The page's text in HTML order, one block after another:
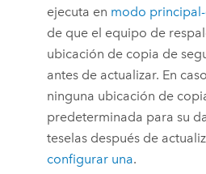
ejecuta en modo
de que el equipo de
ubicación de copia de
antes de actualizar. En
ninguna ubicación de
predeterminada para su
teselas después de
configurar una.